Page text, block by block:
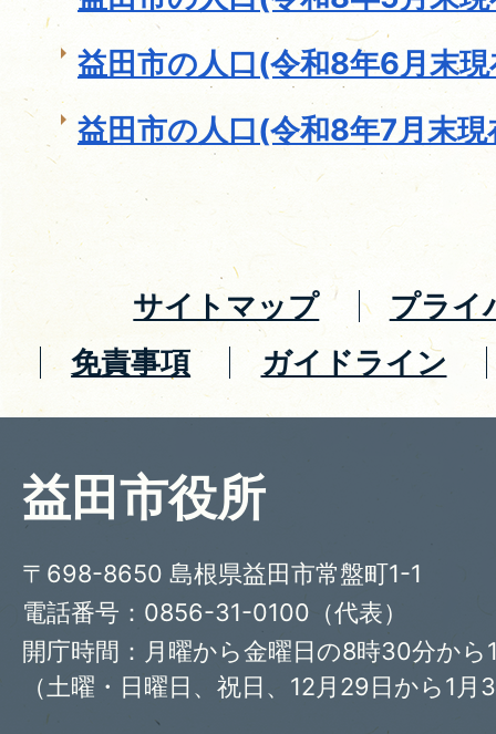
益田市の人口(令和8年6月末
益田市の人口(令和8年7月末現
サイトマップ
プライ
免責事項
ガイドライン
益田市役所
〒698-8650 島根県益田市常盤町1-1
電話番号：0856-31-0100（代表）
開庁時間：月曜から金曜日の8時30分から
（土曜・日曜日、祝日、12月29日から1月